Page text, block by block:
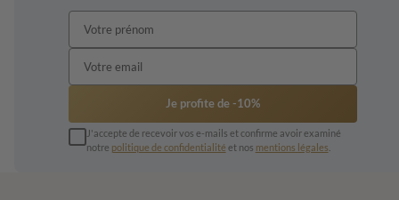
Je profite de -10%
J'accepte de recevoir vos e-mails et confirme avoir examiné
notre politique de confidentialité et nos mentions légales